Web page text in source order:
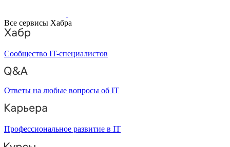
Все сервисы Хабра
Сообщество IT-специалистов
Ответы на любые вопросы об IT
Профессиональное развитие в IT